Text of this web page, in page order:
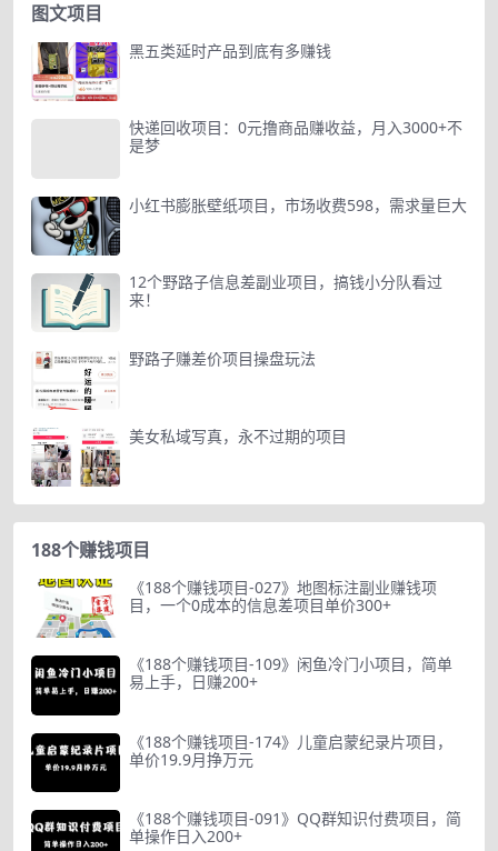
图文项目
黑五类延时产品到底有多赚钱
快递回收项目：0元撸商品赚收益，月入3000+不
是梦
小红书膨胀壁纸项目，市场收费598，需求量巨大
12个野路子信息差副业项目，搞钱小分队看过
来！
野路子赚差价项目操盘玩法
美女私域写真，永不过期的项目
188个赚钱项目
《188个赚钱项目-027》地图标注副业赚钱项
目，一个0成本的信息差项目单价300+
《188个赚钱项目-109》闲鱼冷门小项目，简单
易上手，日赚200+
《188个赚钱项目-174》儿童启蒙纪录片项目，
单价19.9月挣万元
《188个赚钱项目-091》QQ群知识付费项目，简
单操作日入200+